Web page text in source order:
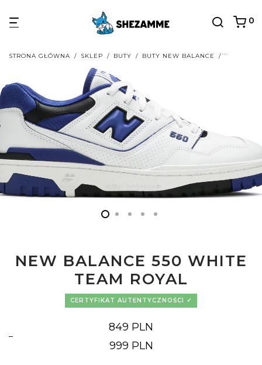
0
STRONA GŁÓWNA / SKLEP / BUTY / BUTY NEW BALANCE / BUTY
NEW BALANCE 550 WHITE
TEAM ROYAL
CERTYFIKAT AUTENTYCZNOŚCI
849 PLN
–
999 PLN
Zakres